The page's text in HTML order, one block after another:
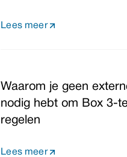
Lees meer
Waarom je geen
nodig hebt om Box 3-
regelen
Lees meer